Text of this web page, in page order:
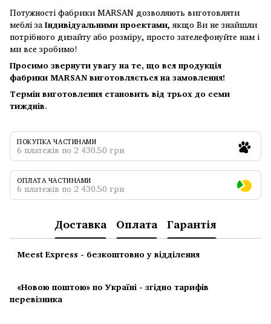
Потужності фабрики MARSAN дозволяють виготовляти
меблі заІндивідуальними проектами, якщо Ви не знайшли
потрібного дизайту або розміру, просто зателефонуйте нам і
ми все зробимо!
Просимо звернути увагу на те, що вся продукція
фабрики MARSAN виготовляється на замовлення!
Термін виготовлення становить від трьох до семи
тижднів.
ПОКУПКА ЧАСТИНАМИ
6 платежів по 2 430.50 грн
ОПЛАТА ЧАСТИНАМИ
6 платежів по 2 430.50 грн
Доставка Оплата Гарантія
Meest Express - безкоштовно у відділення
«Новою поштою» по Україні - згідно тарифів
перевізника